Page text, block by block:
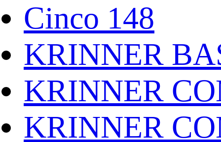
Cinco 148
KRINNER
KRINNER
KRINNER